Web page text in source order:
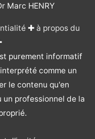
Marc HENRY
✚ à propos du
purement informatif
comme un
le contenu qu'en
professionnel de la